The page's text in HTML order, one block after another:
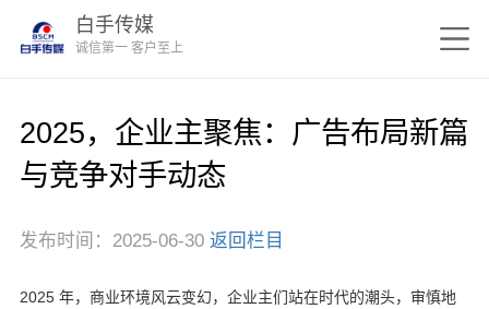
白手传媒
诚信第一 客户至上
2025，企业主聚焦：广告布局新篇
与竞争对手动态
发布时间：2025-06-30 返回栏目
2025 年，商业环境风云变幻，企业主们站在时代的潮头，审慎地